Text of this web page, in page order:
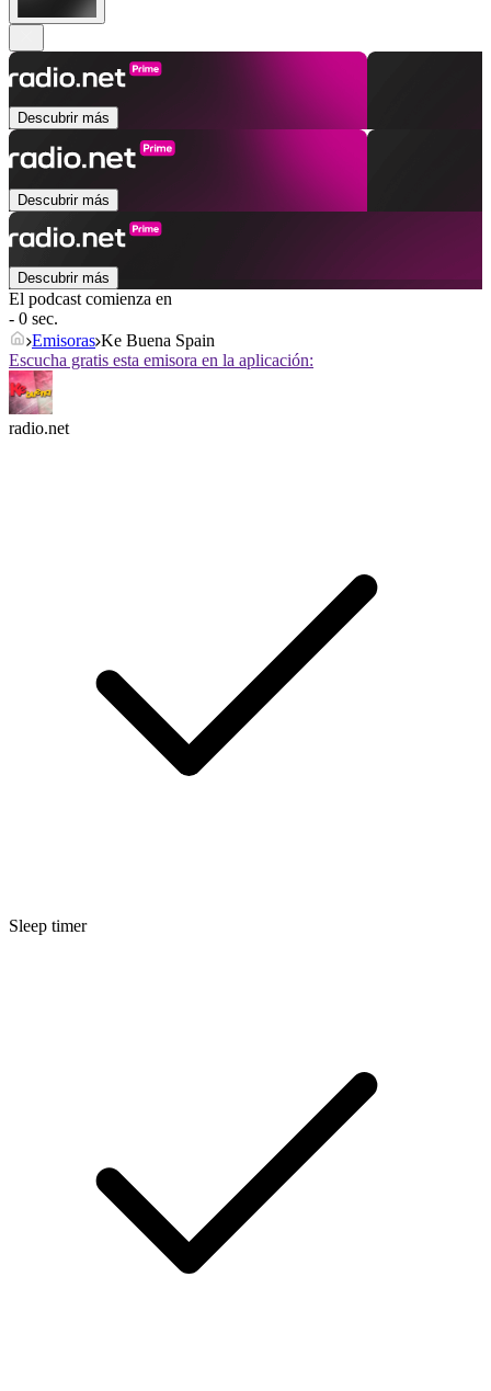
Descubrir más
Descubrir más
Descubrir más
El podcast comienza en
- 0 sec.
Emisoras Ke Buena Spain
Escucha gratis esta emisora en la aplicación:
radio.net
Sleep timer